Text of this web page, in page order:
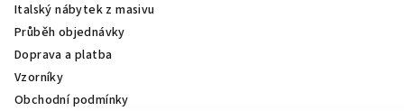
Italský nábytek z masivu
Průběh objednávky
Doprava a platba
Vzorníky
Obchodní podmínky